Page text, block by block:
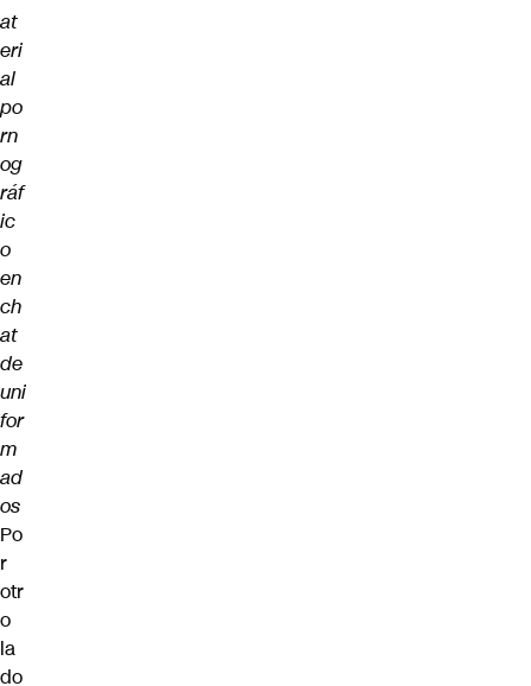
at
eri
al
po
rn
og
ráf
ic
o
en
ch
at
de
uni
for
m
ad
os
Po
r
otr
o
la
do